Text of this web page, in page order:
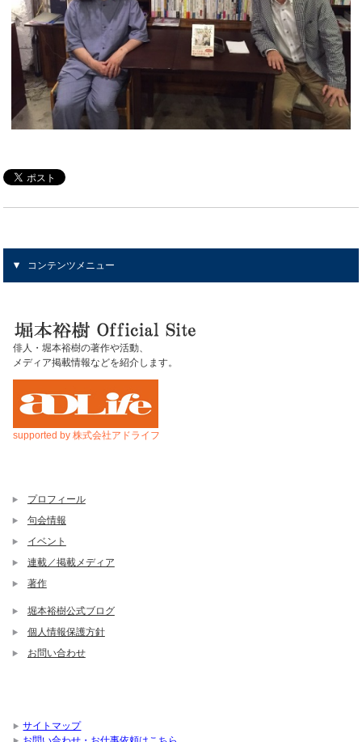
コンテンツメニュー
俳人・堀本裕樹の著作や活動、
メディア掲載情報などを紹介します。
supported by 株式会社アドライフ
プロフィール
句会情報
イベント
連載／掲載メディア
著作
堀本裕樹公式ブログ
個人情報保護方針
お問い合わせ
サイトマップ